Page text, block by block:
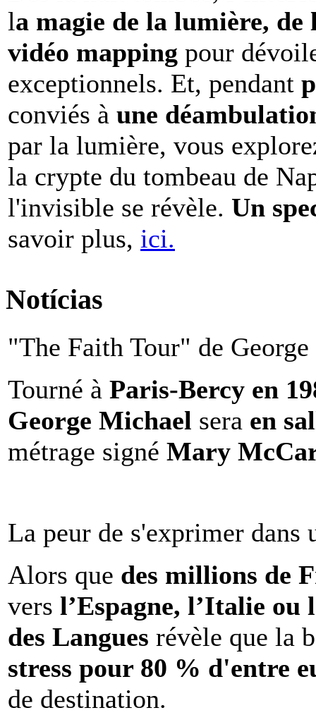
la magie de la lumière,
vidéo mapping pour
exceptionnels. Et, pendant
conviés à une
par la lumière, vous
la crypte du tombeau de
l'invisible se révèle. Un
savoir plus, ici.
Notícias
"The Faith Tour" de
Tourné à Paris-Bercy en
George Michael sera en
métrage signé Mary
La peur de s'exprimer dans
Alors que des millions de
vers l’Espagne, l’Italie ou
des Langues révèle que la
stress pour 80 % d'entre
de destination.